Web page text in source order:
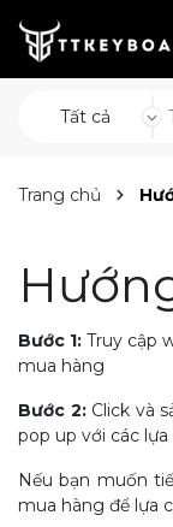
Tất cả
Trang chủ
Bước 1: Truy cập
mua hàng
Bước 2:Click và
pop up với các lựa
Nếu bạn muốn
mua hàng để lựa